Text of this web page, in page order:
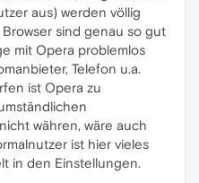
aus) werden völlig
sind genau so gut
mit Opera problemlos
Telefon u.a.
ist Opera zu
währen, wäre auch
ist hier vieles
in den Einstellungen.